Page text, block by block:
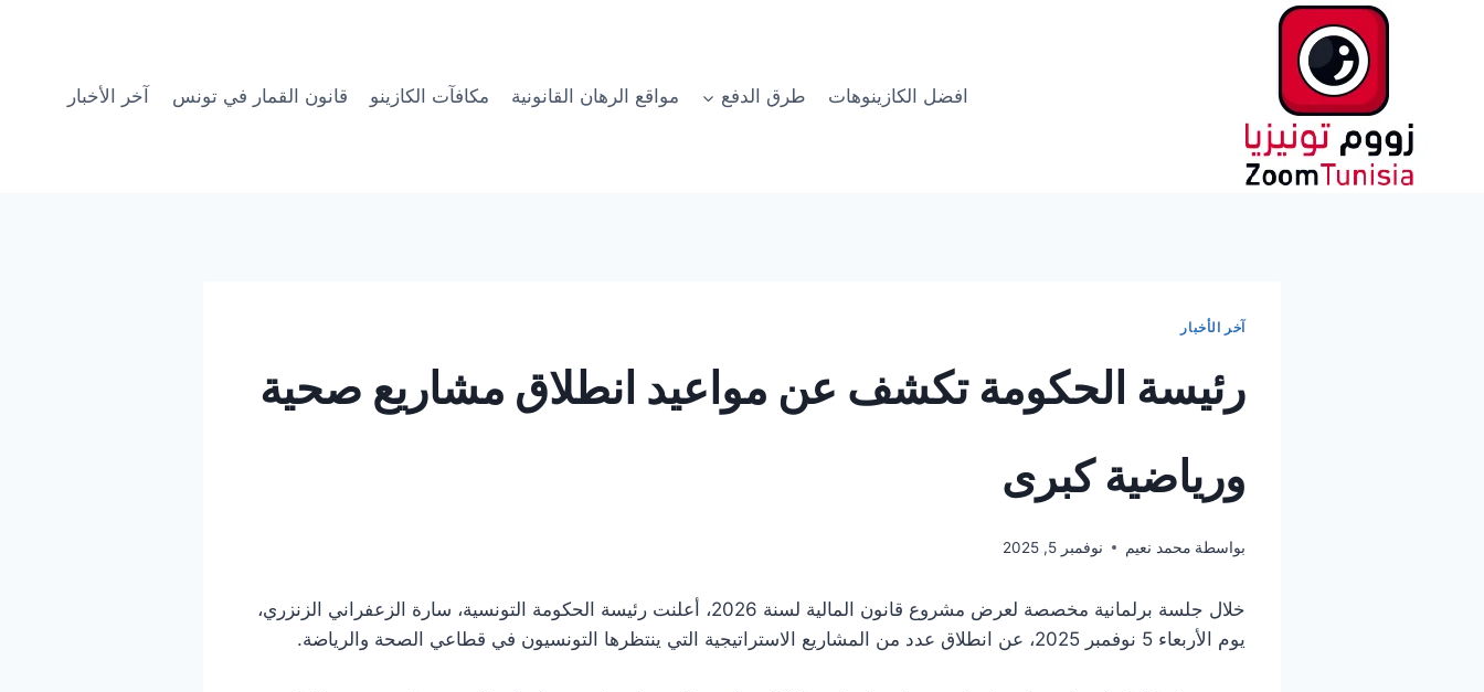
افضل الكازينوهات
طرق الدفع مواقع الرهان القانونية مكافآت الكازينو قانون القمار في تونس آخر الأخبار
آخر الأخبار
رئيسة الحكومة تكشف عن مواعيد انطلاق مشاريع صحية
ورياضية كبرى
بواسطة محمد نعيم نوفمبر 5, 2025
خلال جلسة برلمانية مخصصة لعرض مشروع قانون المالية لسنة 2026، أعلنت رئيسة الحكومة التونسية، سارة الزعفراني الزنزري،
يوم الأربعاء 5 نوفمبر 2025، عن انطلاق عدد من المشاريع الاستراتيجية التي ينتظرها التونسيون في قطاعي الصحة والرياضة.